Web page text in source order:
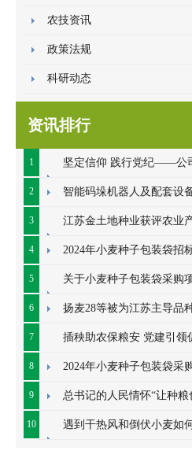
农技资讯
政策法规
科研动态
资讯排行
1 坚定信仰 践行党纪——公
日系列活动顺利开展
2 智能码垛机器人及配套设
3 江苏金土地种业获评农业
点龙头企业
4 2024年小麦种子包装袋招
5 关于小麦种子包装袋采购
的公告
6 扬麦28等被为江苏主导品
7 插秧助农保粮安 党建引
里甸社区党总支、公司党支部
农耕
8 2024年小麦种子包装袋采
9 总书记的人民情怀“让种粮
10 遇到干热风和倒伏小麦如